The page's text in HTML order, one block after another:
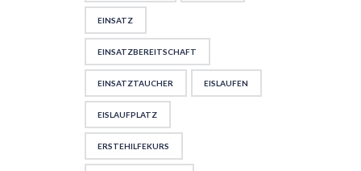
EINSATZ
EINSATZBEREITSCHAFT
EINSATZTAUCHER EISLAUFEN
EISLAUFPLATZ
ERSTEHILFEKURS